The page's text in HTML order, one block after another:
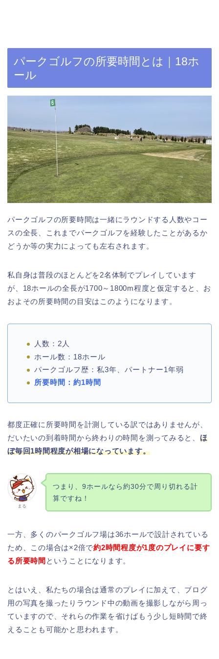
パークゴルフの所要時間とは｜18ホ
ール
パークゴルフの所要時間は一緒にラウンドする人数やコー
スの全長、これまでパークゴルフを経験したことがあるか
どうか等の実力によっても左右されます。
私自身は普段のほとんどを2名体制でプレイしています
が、18ホールの全長が1700～1800m程度と仮定すると、お
およその所要時間の目安はこのようになります。
人数：2人
ホール数：18ホール
パークゴルフ歴：私3年、パートナー1年弱
所要時間：約1時間
都度正確に所要時間を計測している訳ではありませんが、
だいたいの到着時間から終わりの時間を測ってみると、 ほ
ぼ毎回1時間程度が相場になっています。
まる
つまり、9ホールなら約30分で周り切れる計
算ですね！
一方、多くのパークゴルフ場は36ホールで設計されている
ため、この場合は×2倍で約2時間程度が1度のプレイに要す
る所要時間 ということになります。
とはいえ、私たちの場合は通常のプレイに加えて、ブログ
用の写真を撮ったりラウンド中の動画を撮影しながら周っ
ていますので、それらの作業を省けばもう少し短時間で終
えることも可能かと思われます。